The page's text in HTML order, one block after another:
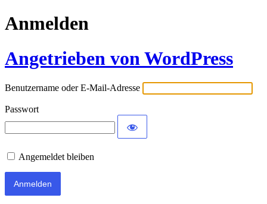
Anmelden
Angetrieben von WordPress
Benutzername oder E-Mail-Adresse
Passwort
Angemeldet bleiben